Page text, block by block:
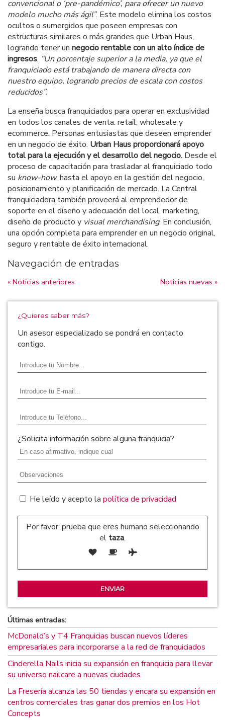
convencional o ‘pre-pandémico’, para ofrecer un nuevo
modelo mucho más ágil”. Este modelo elimina los costos
ocultos o sumergidos que poseen empresas con
estructuras similares o más grandes que Urban Haus,
logrando tener un negocio rentable con un alto índice de
ingresos. “Un porcentaje superior a la media, ya que el
franquiciado está trabajando de manera directa con
nuestro equipo, logrando precios de escala con costos
reducidos”.
La enseña busca franquiciados para operar en exclusividad
en todos los canales de venta: retail, wholesale y
ecommerce. Personas entusiastas que deseen emprender
en un negocio de éxito. Urban Haus proporcionará apoyo
total para la ejecución y el desarrollo del negocio. Desde el
proceso de capacitación para trasladar al franquiciado todo
su know-how, hasta el apoyo en la gestión del negocio,
posicionamiento y planificación de mercado. La Central
franquiciadora también proveerá al emprendedor de
soporte en el diseño y adecuación del local, marketing,
diseño de producto y visual merchandising. En conclusión,
una opción completa para emprender en un negocio original,
seguro y rentable de éxito internacional.
Navegación de entradas
« Noticias anteriores Noticias nuevas »
¿Quieres saber más?
Un asesor especializado se pondrá en contacto
contigo.
¿Solicita información sobre alguna franquicia?
He leído y acepto la política de privacidad
Por favor, prueba que eres humano seleccionando
el taza.
Últimas entradas:
McDonald’s y T4 Franquicias buscan nuevos líderes
empresariales para incorporarse a la red de franquiciados
Cinderella Nails inicia su expansión en franquicia para llevar
su universo nailcare a nuevas ciudades
La Fresería alcanza las 50 tiendas y encara su expansión en
centros comerciales tras ganar dos premios en los Hot
Concepts